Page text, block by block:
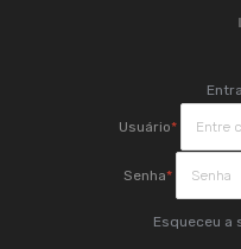
Usuário*
Senha*
Esqueceu a